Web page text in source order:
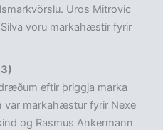
Uros Mitrovic
voru markahæstir fyrir
eftir þriggja marka
var markahæstur fyrir Nexe
og Rasmus Ankermann